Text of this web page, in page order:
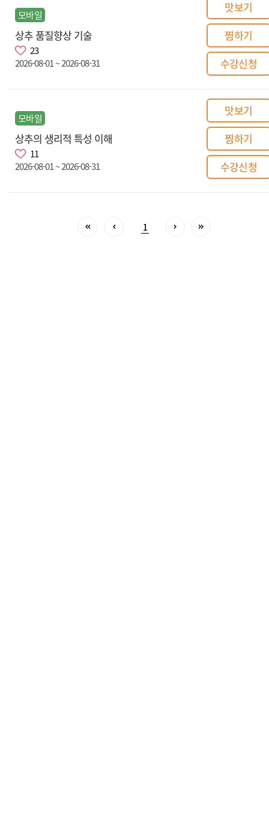
모바일
상추 품질향상 기술
23
2026-08-01 ~ 2026-08-31
맛보기
찜하기
수강신청
모바일
상추의 생리적 특성 이해
11
2026-08-01 ~ 2026-08-31
맛보기
찜하기
수강신청
1